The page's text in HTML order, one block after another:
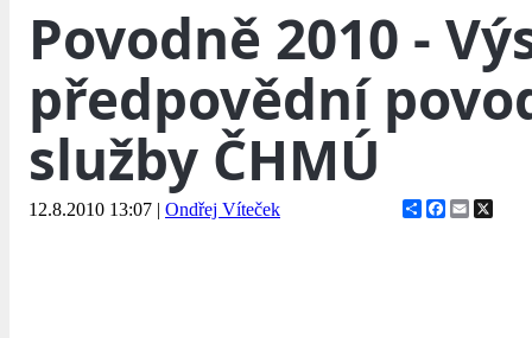
Povodně 2010 -
předpovědní
služby ČHMÚ
12.8.2010 13:07 | Ondřej Víteček ShareFacebook
Email